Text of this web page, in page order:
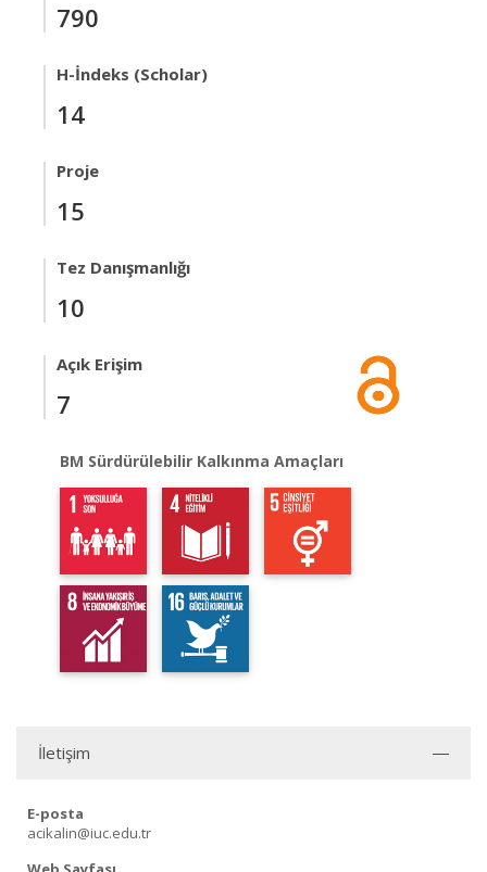
790
H-İndeks (Scholar)
14
Proje
15
Tez Danışmanlığı
10
Açık Erişim
7
BM Sürdürülebilir Kalkınma Amaçları
İletişim
E-posta
acikalin@iuc.edu.tr